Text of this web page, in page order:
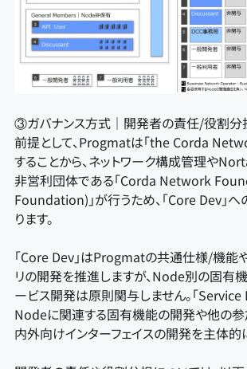
③ガバナンス方式｜開発者の責任/役割分
前提として、Progmatは「the Corda
することから、ネットワーク構成管理や
非営利団体である「Corda Network
Foundation)」が行うため、「Core Dev」
ります。
「Core Dev」はProgmatの共通仕様/機能
リの開発を推進しますが、Node別の固有
ービス開発は原則関与しません。「Service
Nodeに関連する固有機能の開発や他の
内外向けインターフェイスの開発を主体的